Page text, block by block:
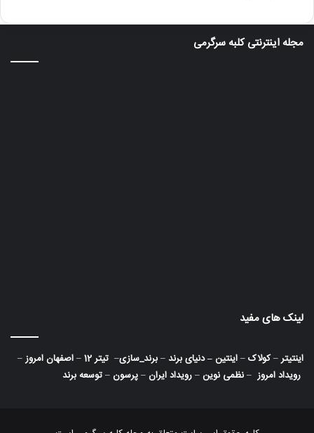
مجله اینترنتی کلبه سرگرمی
لینک های مفید
اینتیتر–کولاک–اینتین–دنیای برند–برند_سازی– تیتر 12 –اصفهان امروز–
رویداد امروز–نظمی نوین–رویداد ایران–پرسون–توسعه برند